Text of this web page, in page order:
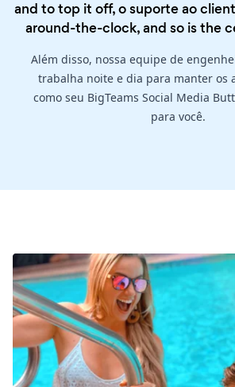
and to top it off, o suporte ao
around-the-clock, and so is the
Além disso, nossa equipe de
trabalha noite e dia para manter os
como seu BigTeams Social Media
para você.